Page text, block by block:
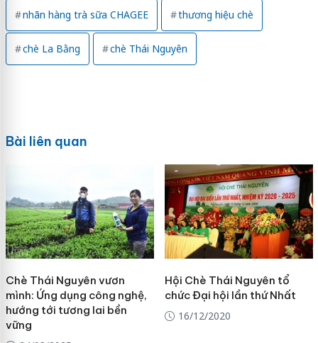
nhãn hàng trà sữa CHAGEE thương hiệu chè
chè La Bằng chè Thái Nguyên
Bài liên quan
Chè Thái Nguyên vươn
mình: Ứng dụng công nghệ,
hướng tới tương lai bền
vững
Hội Chè Thái Nguyên tổ
chức Đại hội lần thứ Nhất
16/12/2020